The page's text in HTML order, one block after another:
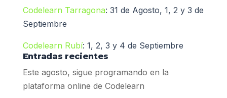
Codelearn Tarragona: 31 de Agosto, 1, 2 y 3 de
Septiembre
Codelearn Rubí: 1, 2, 3 y 4 de Septiembre
Entradas recientes
Este agosto, sigue programando en la
plataforma online de Codelearn